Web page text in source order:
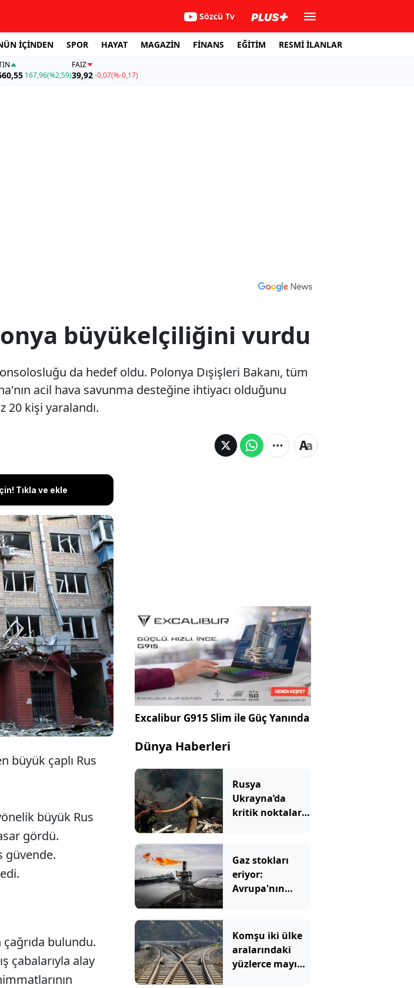
Sözcü Tv
İÇİNDEN SPOR HAYAT MAGAZİN FİNANS EĞİTİM RESMİ İLANLAR
167,96(%2,59)
FAİZ
39,92-0,07(%-0,17)
büyükelçiliğini vurdu
da hedef oldu. Polonya Dışişleri Bakanı, tüm
acil hava savunma desteğine ihtiyacı olduğunu
20 kişi yaralandı.
Tıkla ve ekle
Polonya Konsolosluğu da
güvende
savunma desteğine
ve 11 füze fırlatıldı,
büyük çaplı Rus
büyük Rus
gördü.
güvende.
Sesi Aç
bulundu.
çabalarıyla alay
Excalibur G915 Slim ile Güç Yanında
Dünya Haberleri
Rusya
Ukrayna’da
kritik noktaları
Gaz stokları
eriyor:
Avrupa'nın
Komşu iki ülke
aralarındaki
yüzlerce mayına